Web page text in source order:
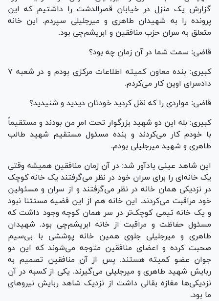
گزارش یک منزل در خیابان قصرالدشت را داشتیم که این
پرونده را به شهیدان طاهری و میرجلیلی سپردم. این خانه
متعلق به سران حزب منافقین و ابریشم‌چی بود.
قاضی: سمت شما در آن زمان چه بود؟
کبیری: بنده معاون کمیته اطلاعات مرکزی بودم و در شعبه ۷
دادسرای اوین کار می‌کردم.
قاضی: مواردی را که نقل کردید خودتان دیدید و شنیدید؟
کبیری: بله این دو شهید بزرگوار تحت امر من بودند و مستقیماً
با خودم کار می‌کردند و بنده مسئول مستقیم شهید طالب
طاهری و شهید میرجلیلی بودم.
این شاهد عینی یادآور شد: در آن زمان منافقین همیشه وقتی
یک خانه‌ای را برای سران خود در نظر می‌گرفتند یک خانه کوچک
در نزدیکی همان خانه در نظر می‌گرفتند و از سران و مسئولین
خود مراقبت می‌کردند. این خانه هم از این قضیه مستثنا نبود
و یک خانه تیمی کوچک‌تر در سر همان کوچه وجود داشت که
مسئول حفاظت و مراقبت از خانه ابریشم‌چی بود. شهیدان
طاهری و میرجلیلی جلوی همین خانه پوششی با بی‌سیم
صحبت کرده و اعضای منافقین متوجه می‌شوند که این دو
جوان عضو کمیته هستند. پس از آن منافقین تصمیم به
ربایش شهید طاهری و میرجلیلی می‌گیرند. یکی از کسبه در آن
نزدیکی‌ها مغازه بقالی داشت از نزدیک شاهد ربایش نیرو‌های
ما بود.